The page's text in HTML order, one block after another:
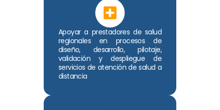
Apoyar a prestadores de salud
regionales en procesos de
diseño, desarrollo, pilotaje,
validación y despliegue de
servicios de atención de salud a
distancia